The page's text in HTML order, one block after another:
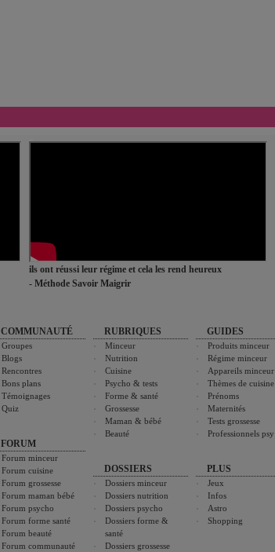
ils ont réussi leur régime et cela les rend heureux
- Méthode Savoir Maigrir
COMMUNAUTÉ
Groupes
Blogs
Rencontres
Bons plans
Témoignages
Quiz
FORUM
Forum minceur
Forum cuisine
Forum grossesse
Forum maman bébé
Forum psycho
Forum forme santé
Forum beauté
Forum communauté
RUBRIQUES
Minceur
Nutrition
Cuisine
Psycho & tests
Forme & santé
Grossesse
Maman & bébé
Beauté
DOSSIERS
Dossiers minceur
Dossiers nutrition
Dossiers psycho
Dossiers forme &
santé
Dossiers grossesse
GUIDES
Produits minceur
Régime minceur
Appareils minceur
Thèmes de cuisine
Prénoms
Maternités
Tests grossesse
Professionnels psy
PLUS
Jeux
Infos
Astro
Shopping